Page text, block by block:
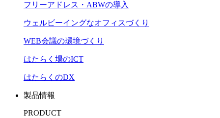
フリーアドレス・ABWの導入
ウェルビーイングなオフィスづくり
WEB会議の環境づくり
はたらく場のICT
はたらくのDX
製品情報
PRODUCT